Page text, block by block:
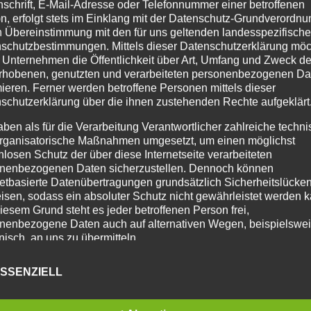
E-Mail-Adresse oder Telefonnummer einer betroffenen
erfolgt stets im Einklang mit der Datenschutz-
Übereinstimmung mit den für uns geltenden
Mittels dieser Datenschutzerklärung
Unternehmen die Öffentlichkeit über Art, Umfang und Zweck
genutzten und verarbeiteten personenbezogenen
Ferner werden betroffene Personen mittels dieser
über die ihnen zustehenden Rechte aufgeklärt.
als für die Verarbeitung Verantwortlicher zahlreiche
Maßnahmen umgesetzt, um einen möglichst
Schutz der über diese Internetseite verarbeiteten
Daten sicherzustellen. Dennoch können
Datenübertragungen grundsätzlich
sodass ein absoluter Schutz nicht gewährleistet werden
Grund steht es jeder betroffenen Person frei,
Daten auch auf alternativen Wegen,
an uns zu übermitteln.